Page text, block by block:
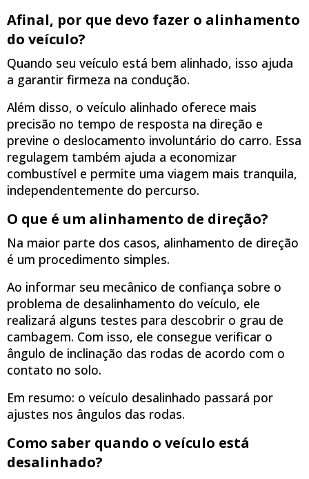
Afinal, por que devo fazer o alinhamento
do veículo?
Quando seu veículo está bem alinhado, isso ajuda
a garantir firmeza na condução.
Além disso, o veículo alinhado oferece mais
precisão no tempo de resposta na direção e
previne o deslocamento involuntário do carro. Essa
regulagem também ajuda a economizar
combustível e permite uma viagem mais tranquila,
independentemente do percurso.
O que é um alinhamento de direção?
Na maior parte dos casos, alinhamento de direção
é um procedimento simples.
Ao informar seu mecânico de confiança sobre o
problema de desalinhamento do veículo, ele
realizará alguns testes para descobrir o grau de
cambagem. Com isso, ele consegue verificar o
ângulo de inclinação das rodas de acordo com o
contato no solo.
Em resumo: o veículo desalinhado passará por
ajustes nos ângulos das rodas.
Como saber quando o veículo está
desalinhado?